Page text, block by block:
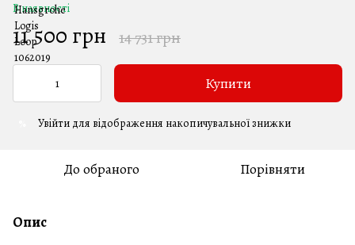
В наявності
11 500 грн 14 731 грн
Купити
Увійти для відображення накопичувальної знижки
До обраного Порівняти
Опис